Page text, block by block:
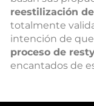
reestilización
totalmente
intención de
proceso de
encantados de